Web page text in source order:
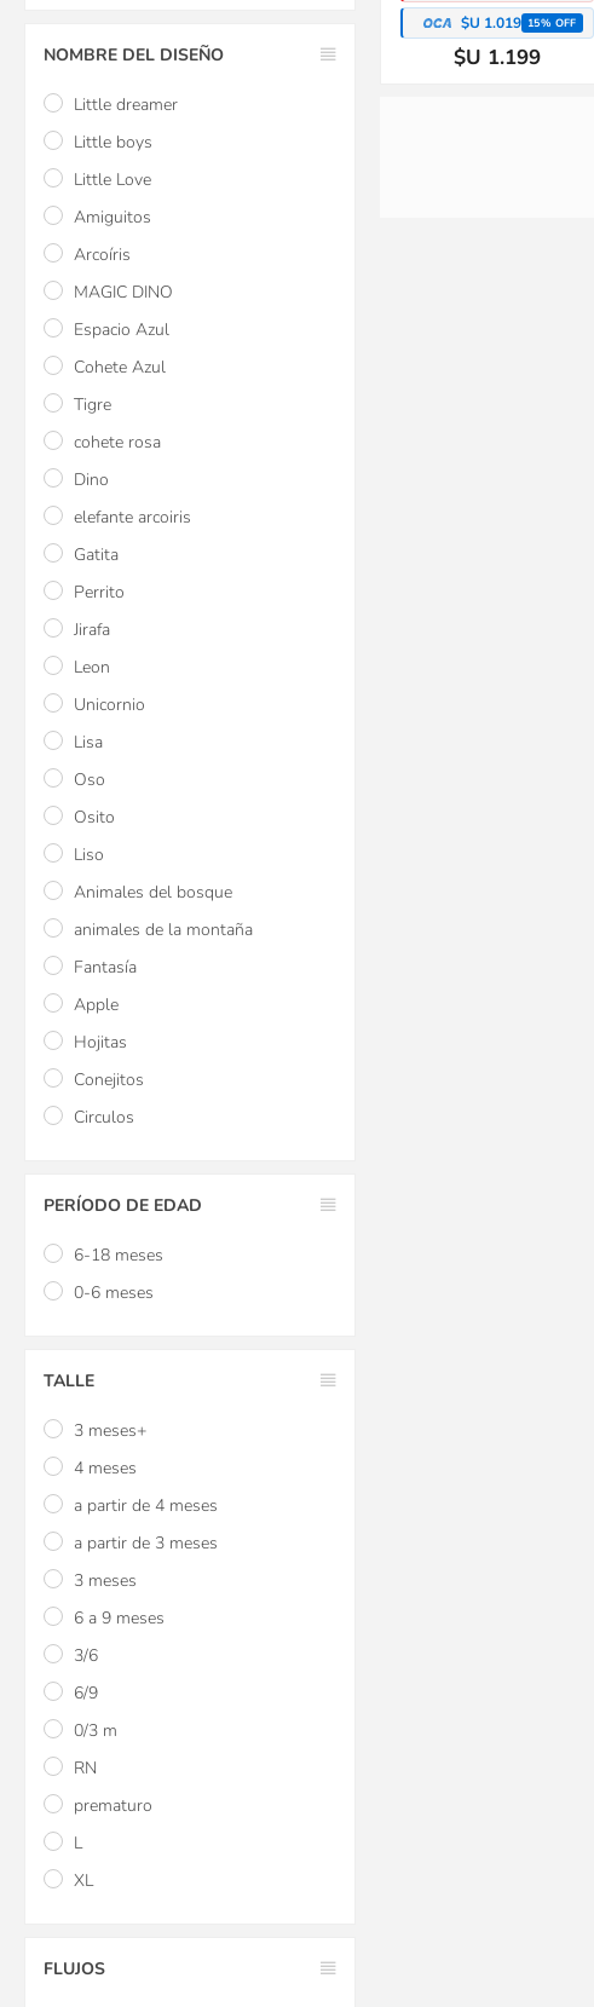
$U 1.019 15% OFF
$U 1.199
NOMBRE DEL DISEÑO
Little dreamer
Little boys
Little Love
Amiguitos
Arcoíris
MAGIC DINO
Espacio Azul
Cohete Azul
Tigre
cohete rosa
Dino
elefante arcoiris
Gatita
Perrito
Jirafa
Leon
Unicornio
Lisa
Oso
Osito
Liso
Animales del bosque
animales de la montaña
Fantasía
Apple
Hojitas
Conejitos
Circulos
PERÍODO DE EDAD
6-18 meses
0-6 meses
TALLE
3 meses+
4 meses
a partir de 4 meses
a partir de 3 meses
3 meses
6 a 9 meses
3/6
6/9
0/3 m
RN
prematuro
L
XL
FLUJOS